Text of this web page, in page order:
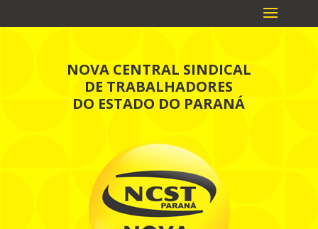
NOVA CENTRAL SINDICAL
DE TRABALHADORES
DO ESTADO DO PARANÁ